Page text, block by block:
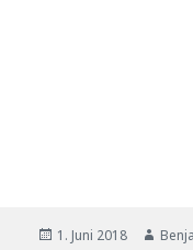
Veröffentlicht
1. Juni 2018 Autor